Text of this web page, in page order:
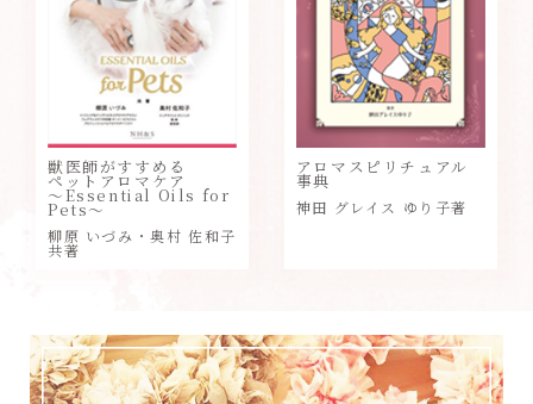
獣医師がすすめる
ペットアロマケア
～Essential Oils for
Pets～
柳原 いづみ・奥村 佐和子
共著
アロマスピリチュアル
事典
神田 グレイス ゆり子著